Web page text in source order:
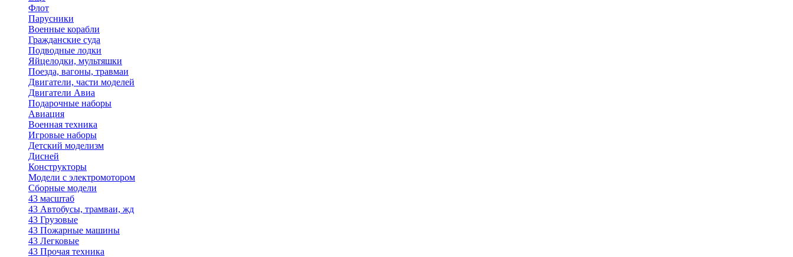
Флот
Парусники
Военные корабли
Гражданские суда
Подводные лодки
Яйцелодки, мультяшки
Поезда, вагоны, травмаи
Двигатели, части моделей
Двигатели Авиа
Подарочные наборы
Авиация
Военная техника
Игровые наборы
Детский моделизм
Дисней
Конструкторы
Модели с электромотором
Сборные модели
43 масштаб
43 Автобусы, трамваи, жд
43 Грузовые
43 Пожарные машины
43 Легковые
43 Прочая техника